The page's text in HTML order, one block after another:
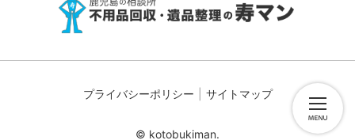
プライバシーポリシー サイトマップ
© kotobukiman.